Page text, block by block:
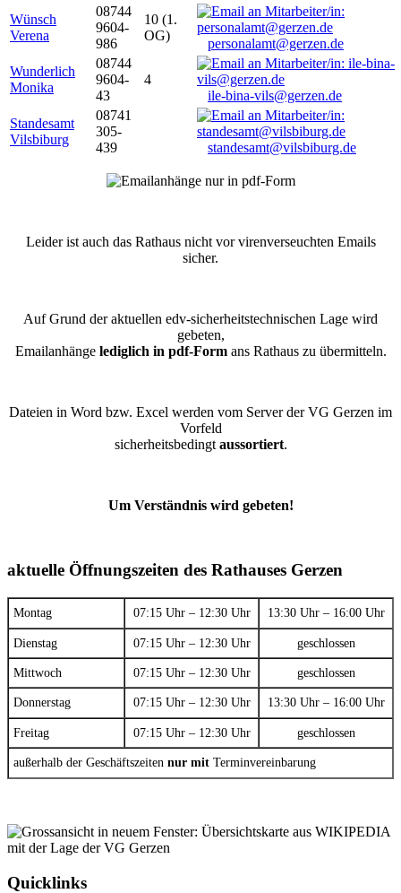
Wünsch
Verena
08744
9604-
986
10 (1.
OG)
personalamt@gerzen.de
Wunderlich
Monika
08744
9604-
43
4
ile-bina-vils@gerzen.de
Standesamt
Vilsbiburg
08741
305-
439
standesamt@vilsbiburg.de
Leider ist auch das Rathaus nicht vor virenverseuchten Emails
sicher.
Auf Grund der aktuellen edv-sicherheitstechnischen Lage wird
gebeten,
Emailanhänge lediglich in pdf-Formans Rathaus zu übermitteln.
Dateien in Word bzw. Excel werden vom Server der VG Gerzen im
Vorfeld
sicherheitsbedingt aussortiert.
Um Verständnis wird gebeten!
aktuelle Öffnungszeiten des Rathauses Gerzen
Montag 07:15 Uhr – 12:30 Uhr 13:30 Uhr – 16:00 Uhr
Dienstag 07:15 Uhr – 12:30 Uhr geschlossen
Mittwoch 07:15 Uhr – 12:30 Uhr geschlossen
Donnerstag 07:15 Uhr – 12:30 Uhr 13:30 Uhr – 16:00 Uhr
Freitag 07:15 Uhr – 12:30 Uhr geschlossen
außerhalb der Geschäftszeiten nur mit Terminvereinbarung
Quicklinks